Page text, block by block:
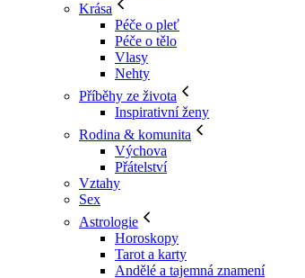
Krása
Péče o pleť
Péče o tělo
Vlasy
Nehty
Příběhy ze života
Inspirativní ženy
Rodina & komunita
Výchova
Přátelství
Vztahy
Sex
Astrologie
Horoskopy
Tarot a karty
Andělé a tajemná znamení